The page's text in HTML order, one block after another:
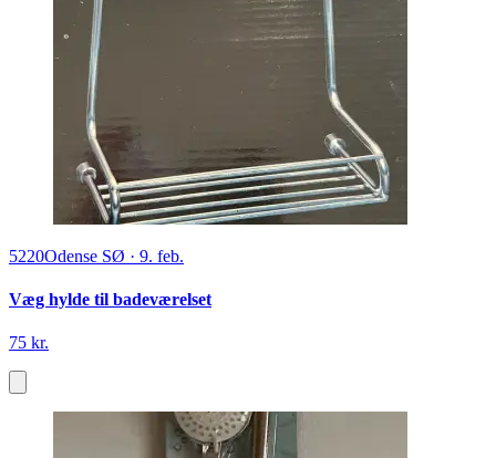
5220Odense SØ · 9. feb.
Væg hylde til badeværelset
75 kr.